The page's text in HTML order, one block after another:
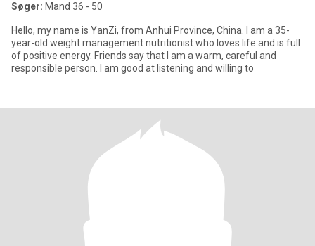
Søger: Mand 36 - 50
Hello, my name is YanZi, from Anhui Province, China. I am a 35-
year-old weight management nutritionist who loves life and is full
of positive energy. Friends say that I am a warm, careful and
responsible person. I am good at listening and willing to